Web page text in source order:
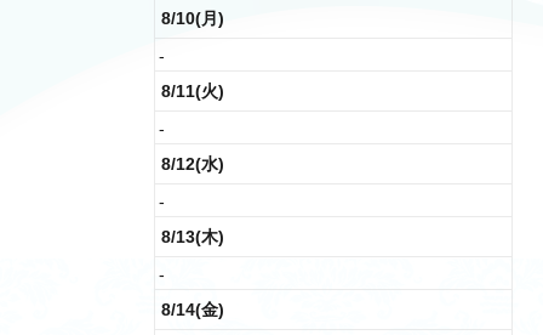
8/10(月)
-
8/11(火)
-
8/12(水)
-
8/13(木)
-
8/14(金)